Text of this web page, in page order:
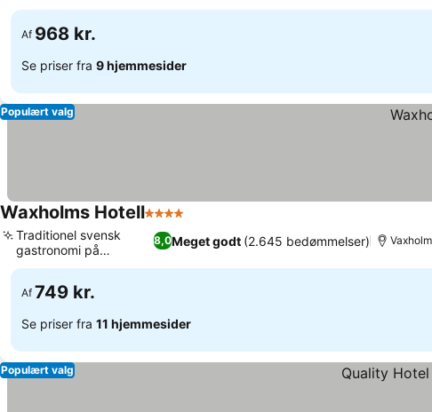
Af 968 kr.
Se priser fra 9 hjemmesider
Populært valg
Waxholms Hotell4 Stjerner
8,0Meget godt (2.645 bedømmelser)
Traditionel svensk
gastronomi på
Verandan
Vaxholm
Af 749 kr.
Se priser fra 11 hjemmesider
Populært valg